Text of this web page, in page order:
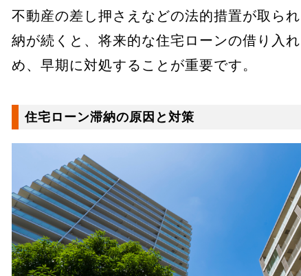
不動産の差し押さえなどの法的措置が取ら
納が続くと、将来的な住宅ローンの借り入
め、早期に対処することが重要です。
住宅ローン滞納の原因と対策